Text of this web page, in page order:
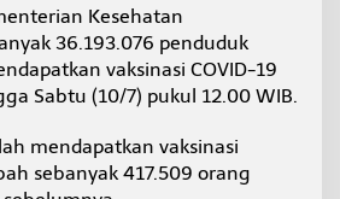
p
a
Kesehatan
36.193.076 penduduk
vaksinasi COVID-19
Sabtu (10/7) pukul 12.00 WIB.
mendapatkan vaksinasi
sebanyak 417.509 orang